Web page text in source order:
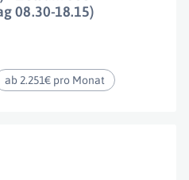
08.30-18.15)
ab 2.251€ pro Monat